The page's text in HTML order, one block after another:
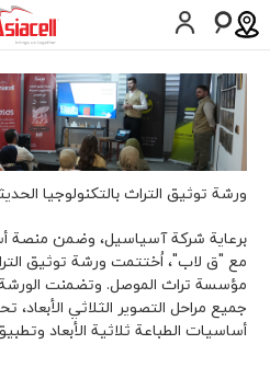
أفرادأعمالي لمحة عن الشركة
التأريخ
علاقات المستثمرين
بيانات صحفية
الأخبار
الإستدامة
ورشة توثيق التراث بالتكنولوجيا
برعاية شركة آسياسيل، وضمن منصة
مع "ق لاب"، اُختتمت ورشة توثيق
مؤسسة تراث الموصل. وتضمنت الورشة
جميع مراحل التصوير الثلاثي الأبعاد،
أساسيات الطباعة ثلاثية الأبعاد